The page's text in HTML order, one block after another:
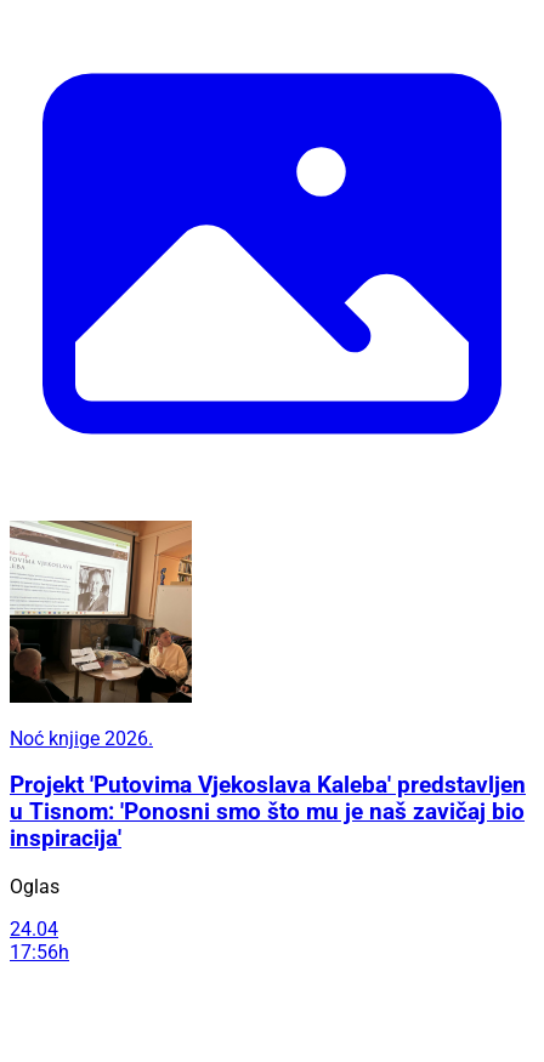
Noć knjige 2026.
Projekt 'Putovima Vjekoslava Kaleba' predstavljen
u Tisnom: 'Ponosni smo što mu je naš zavičaj bio
inspiracija'
Oglas
24.04
17:56h